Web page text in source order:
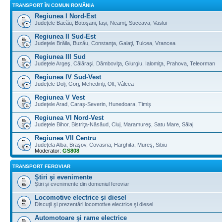
TRANSPORT ÎN COMUN ROMÂNIA
Regiunea I Nord-Est
Judeţele Bacău, Botoşani, Iaşi, Neamţ, Suceava, Vaslui
Regiunea II Sud-Est
Judeţele Brăila, Buzău, Constanţa, Galaţi, Tulcea, Vrancea
Regiunea III Sud
Judeţele Argeş, Călăraşi, Dâmboviţa, Giurgiu, Ialomiţa, Prahova, Teleorman
Regiunea IV Sud-Vest
Judeţele Dolj, Gorj, Mehedinţi, Olt, Vâlcea
Regiunea V Vest
Judeţele Arad, Caraş-Severin, Hunedoara, Timiş
Regiunea VI Nord-Vest
Judeţele Bihor, Bistriţa-Năsăud, Cluj, Maramureş, Satu Mare, Sălaj
Regiunea VII Centru
Judeţela Alba, Braşov, Covasna, Harghita, Mureş, Sibiu
Moderator: GS808
TRANSPORT FEROVIAR
Ştiri şi evenimente
Ştiri şi evenimente din domeniul feroviar
Locomotive electrice şi diesel
Discuţii şi prezentări locomotive electrice şi diesel
Automotoare şi rame electrice